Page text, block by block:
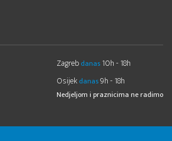
Zagreb danas 10h - 18h
Osijek danas9h - 18h
Nedjeljom i praznicima ne radimo